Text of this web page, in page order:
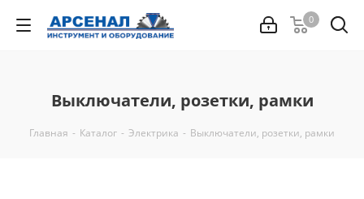
0
Выключатели, розетки, рамки
Главная - Каталог - Электрика - Выключатели, розетки, рамки